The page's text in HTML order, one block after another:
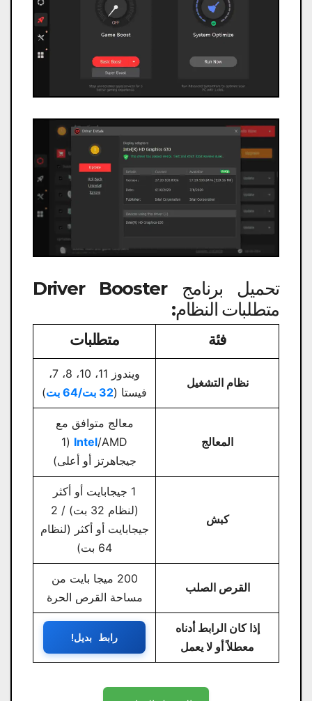
تحميل برنامج Driver Booster
متطلبات النظام:
فئة متطلبات
نظام التشغيل
ويندوز 11، 10، 8، 7،
فيستا (32 بت/64 بت )
المعالج
معالج متوافق مع
Intel
/AMD (1
جيجاهرتز أو أعلى)
كبش
1 جيجابايت أو أكثر
(لنظام 32 بت) / 2
جيجابايت أو أكثر (لنظام
64 بت)
القرص الصلب
200 ميجا بايت من
مساحة القرص الحرة
إذا كان الرابط أدناه
معطلاً أو لا يعمل
رابط بديل!